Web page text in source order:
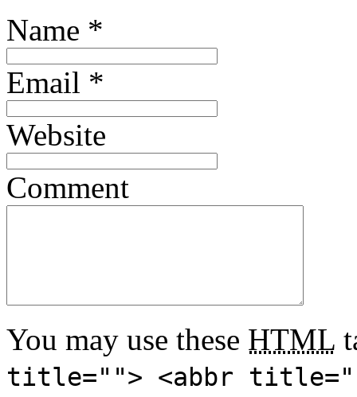
Name *
Email *
Website
Comment
You may use these HTML
title=""> <abbr